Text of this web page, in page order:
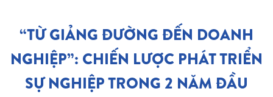
“TỪ GIẢNG ĐƯỜNG ĐẾN DOANH
NGHIỆP”: CHIẾN LƯỢC PHÁT TRIỂN
SỰ NGHIỆP TRONG 2 NĂM ĐẦU